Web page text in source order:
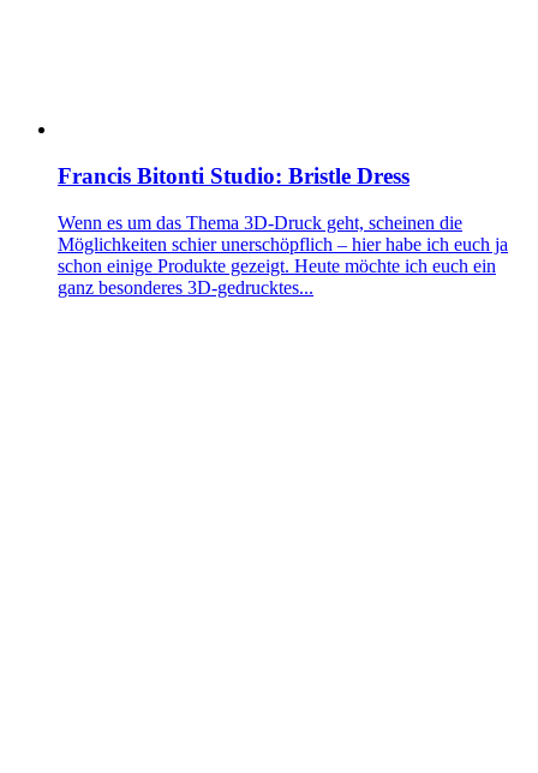
Francis Bitonti Studio: Bristle Dress
Wenn es um das Thema 3D-Druck geht, scheinen die
Möglichkeiten schier unerschöpflich – hier habe ich euch ja
schon einige Produkte gezeigt. Heute möchte ich euch ein
ganz besonderes 3D-gedrucktes...